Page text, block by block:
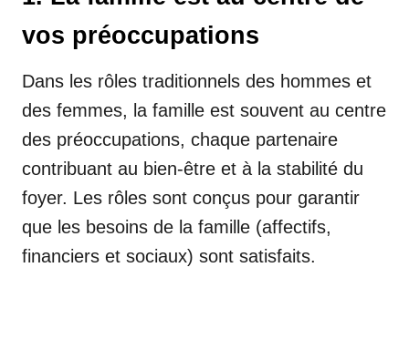
vos préoccupations
Dans les rôles traditionnels des hommes et
des femmes, la famille est souvent au centre
des préoccupations, chaque partenaire
contribuant au bien-être et à la stabilité du
foyer. Les rôles sont conçus pour garantir
que les besoins de la famille (affectifs,
financiers et sociaux) sont satisfaits.